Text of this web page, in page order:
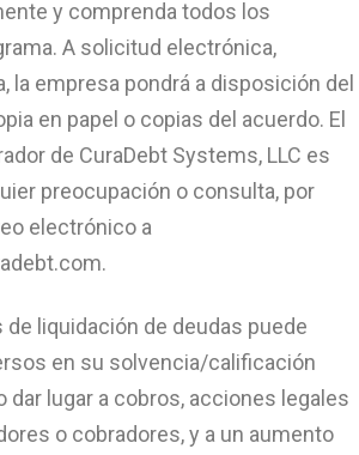
y comprenda todos los
A solicitud electrónica,
la empresa pondrá a disposición del
en papel o copias del acuerdo. El
de CuraDebt Systems, LLC es
preocupación o consulta, por
electrónico a
.
liquidación de deudas puede
en su solvencia/calificación
dar lugar a cobros, acciones legales
o cobradores, y a un aumento